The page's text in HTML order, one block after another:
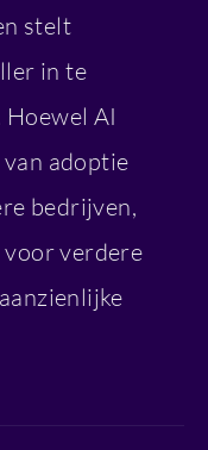
stelt
in te
AI
adoptie
bedrijven,
voor verdere